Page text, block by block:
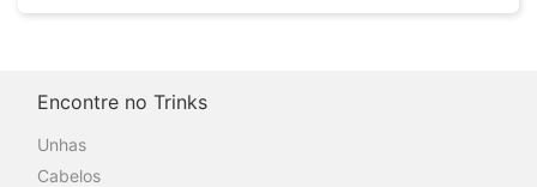
Encontre no Trinks
Unhas
Cabelos